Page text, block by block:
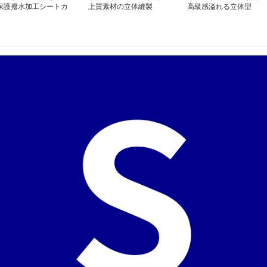
護撥水加工シートカ
上質素材の立体縫製
高級感溢れる立体型